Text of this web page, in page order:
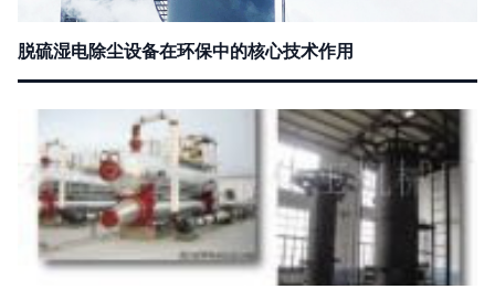
脱硫湿电除尘设备在环保中的核心技术作用